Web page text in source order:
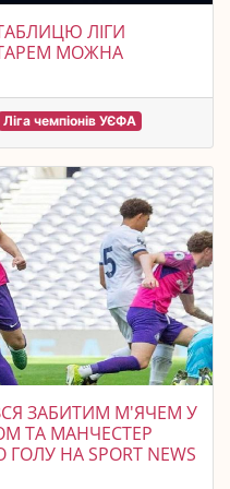
ЛІГИ
МОЖНА
Ліга чемпіонів УЄФА
ЗАБИТИМ М'ЯЧЕМ У
ТА МАНЧЕСТЕР
НА SPORT NEWS